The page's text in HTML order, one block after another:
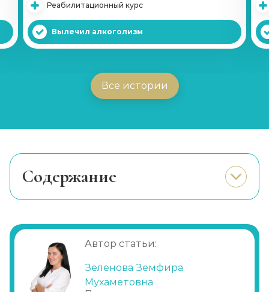
Реабилитационный курс
Вылечил алкоголизм
Все истории
Cодержание
Стадии развития
Возможные осложнения
Диагностика
Автор статьи:
Зеленова Земфира
Мухаметовна